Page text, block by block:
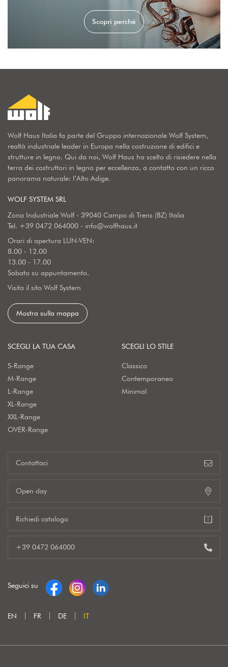
Scopri perchè
Wolf Haus Italia fa parte del Gruppo internazionale Wolf System,
realtà industriale leader in Europa nella costruzione di edifici e
strutture in legno. Qui da noi, Wolf Haus ha scelto di risiedere nella
terra dei costruttori in legno per eccellenza, a contatto con un ricco
panorama naturale: l’Alto Adige.
WOLF SYSTEM SRL
Zona Industriale Wolf - 39040 Campo di Trens (BZ) Italia
Tel. +39 0472 064000 - info@wolfhaus.it
Orari di apertura LUN-VEN:
8.00 - 12.00
13.00 - 17.00
Sabato su appuntamento.
Visita il sito Wolf System
Mostra sulla mappa
SCEGLI LA TUA CASA
S-Range
M-Range
L-Range
XL-Range
XXL-Range
OVER-Range
SCEGLI LO STILE
Classico
Contemporaneo
Minimal
Contattaci
Open day
Richiedi catalogo
+39 0472 064000
Seguici su
EN FR DE IT